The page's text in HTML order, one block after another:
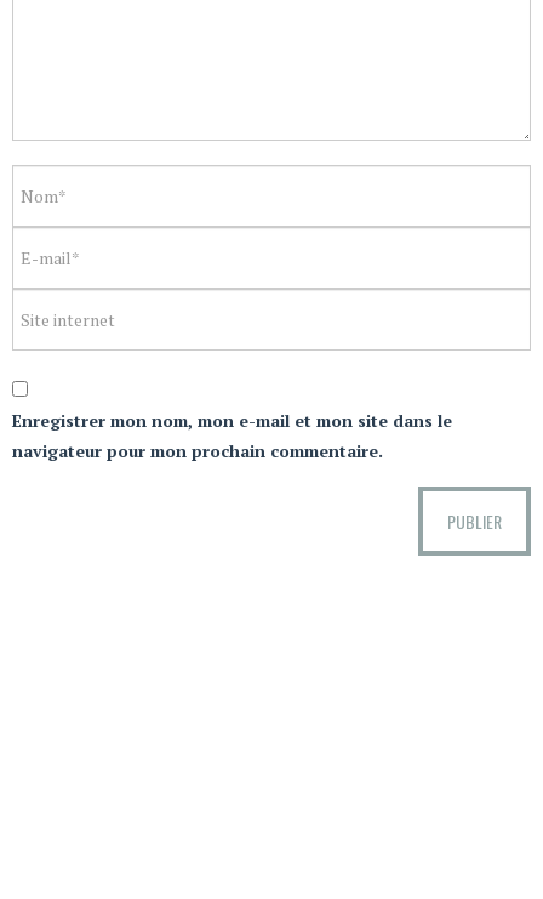
Enregistrer mon nom, mon e-mail et mon site dans le
navigateur pour mon prochain commentaire.